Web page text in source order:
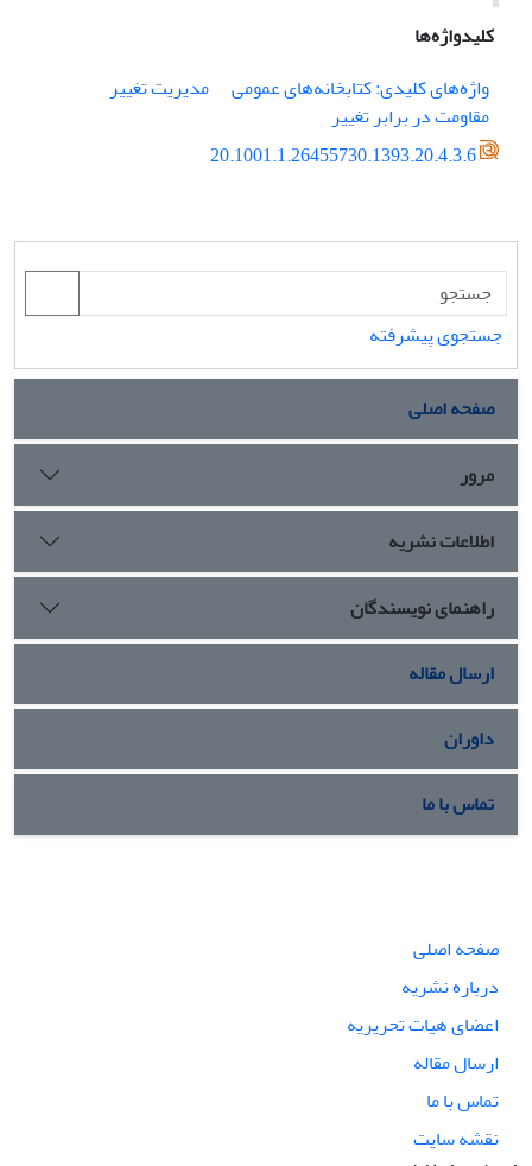
کلیدواژه‌ها
واژه‌های کلیدی: کتابخانه‌های عمومی
مدیریت تغییر
مقاومت در برابر تغییر
20.1001.1.26455730.1393.20.4.3.6
جستجوی پیشرفته
صفحه اصلی
مرور
اطلاعات نشریه
راهنمای نویسندگان
ارسال مقاله
داوران
تماس با ما
صفحه اصلی
درباره نشریه
اعضای هیات تحریریه
ارسال مقاله
تماس با ما
نقشه سایت